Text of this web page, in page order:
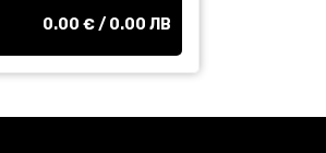
0.00 € / 0.00 ЛВ